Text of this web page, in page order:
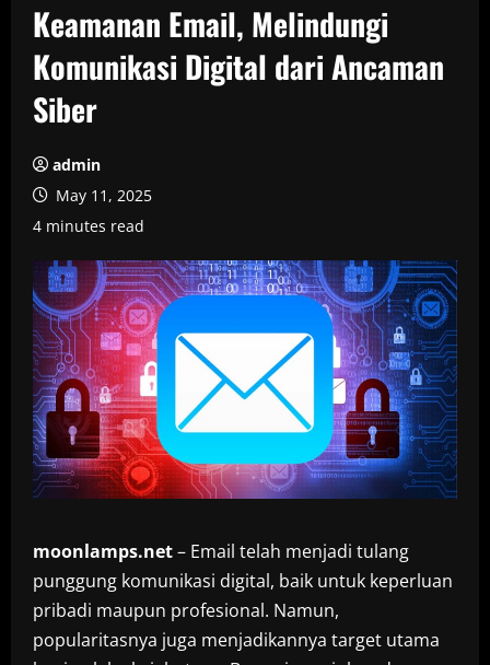
Keamanan Email, Melindungi
Komunikasi Digital dari Ancaman
Siber
admin
May 11, 2025
4 minutes read
moonlamps.net– Email telah menjadi tulang
punggung komunikasi digital, baik untuk keperluan
pribadi maupun profesional. Namun,
popularitasnya juga menjadikannya target utama